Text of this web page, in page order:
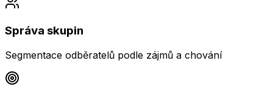
Správa skupin
Segmentace odběratelů podle zájmů a chování